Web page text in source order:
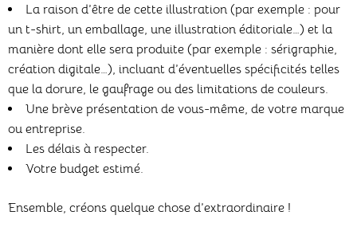
La raison d’être de cette illustration (par exemple : pour
un t-shirt, un emballage, une illustration éditoriale…) et la
manière dont elle sera produite (par exemple : sérigraphie,
création digitale…), incluant d’éventuelles spécificités telles
que la dorure, le gaufrage ou des limitations de couleurs.
Une brève présentation de vous-même, de votre marque
ou entreprise.
Les délais à respecter.
Votre budget estimé.
Ensemble, créons quelque chose d’extraordinaire !